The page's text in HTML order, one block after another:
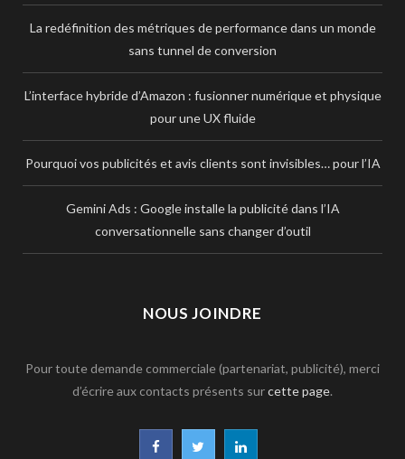
La redéfinition des métriques de performance dans un monde
sans tunnel de conversion
L’interface hybride d’Amazon : fusionner numérique et physique
pour une UX fluide
Pourquoi vos publicités et avis clients sont invisibles… pour l’IA
Gemini Ads : Google installe la publicité dans l’IA
conversationnelle sans changer d’outil
NOUS JOINDRE
Pour toute demande commerciale (partenariat, publicité), merci
d’écrire aux contacts présents surcette page.
F L